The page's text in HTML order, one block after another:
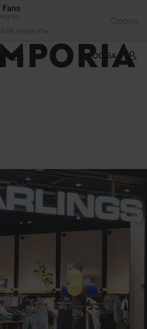
Fans
Öppna
LOGGA IN